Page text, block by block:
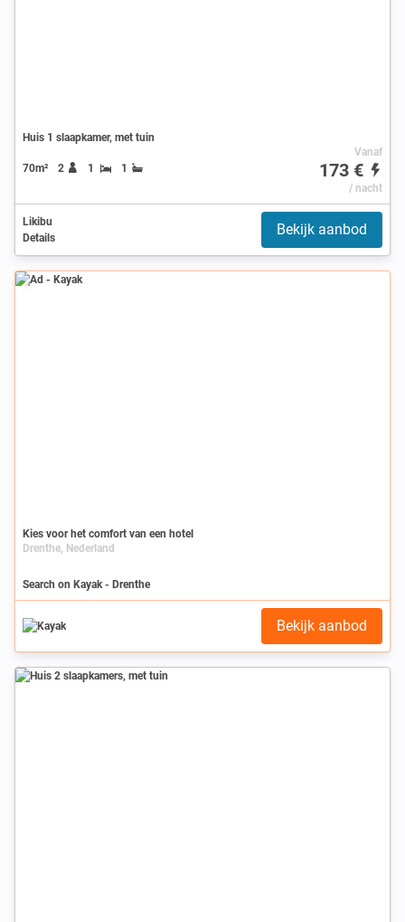
Huis 1 slaapkamer, met tuin
70m² 2 1 1
Vanaf
173 €
/ nacht
Likibu
Details
Bekijk aanbod
Ad
Kies voor het comfort van een hotel
Drenthe, Nederland
Search on Kayak - Drenthe
Bekijk aanbod